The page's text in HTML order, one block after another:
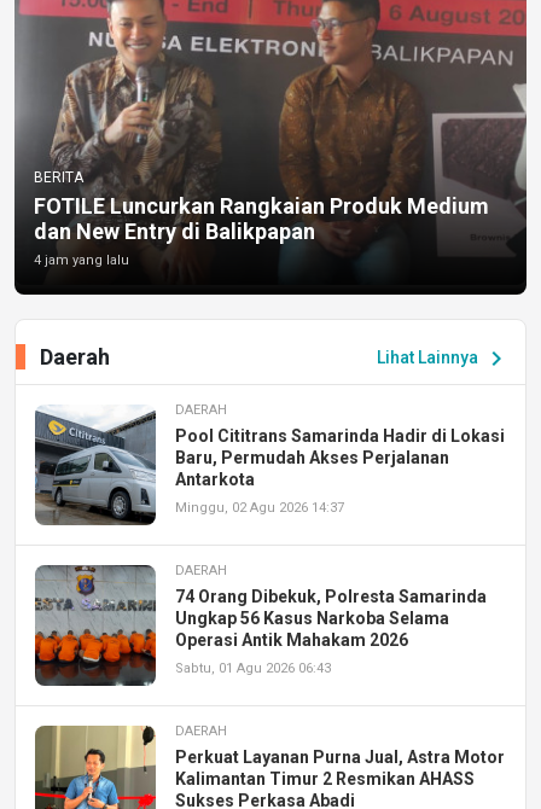
BERITA
FOTILE Luncurkan Rangkaian Produk Medium
dan New Entry di Balikpapan
4 jam yang lalu
Lihat Lainnya chevron_right
Daerah
DAERAH
Pool Cititrans Samarinda Hadir di Lokasi
Baru, Permudah Akses Perjalanan
Antarkota
Minggu, 02 Agu 2026 14:37
DAERAH
74 Orang Dibekuk, Polresta Samarinda
Ungkap 56 Kasus Narkoba Selama
Operasi Antik Mahakam 2026
Sabtu, 01 Agu 2026 06:43
DAERAH
Perkuat Layanan Purna Jual, Astra Motor
Kalimantan Timur 2 Resmikan AHASS
Sukses Perkasa Abadi